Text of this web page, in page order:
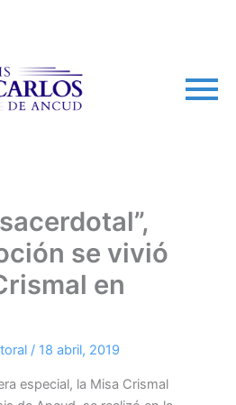
se vivió
en
/ 18 abril, 2019
especial, la Misa Crismal